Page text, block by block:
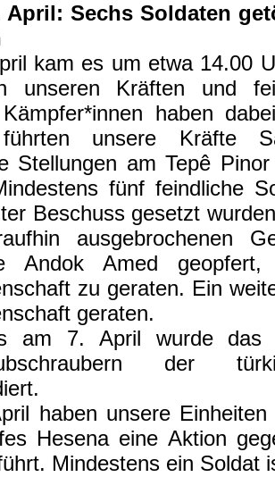
April: Sechs Soldaten
kam es um etwa 14.00
unseren Kräften und
haben
unsere Kräfte
Stellungen am Tepê
fünf feindliche
Beschuss gesetzt
ausgebrochenen
Andok Amed
zu geraten. Ein
geraten.
am 7. April wurde das
der
haben unsere
Hesena eine Aktion
Mindestens ein Soldat